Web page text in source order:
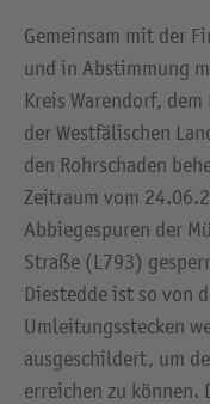
Gemeinsam mit der
und in Abstimmung
Kreis Warendorf,
der Westfälischen
den Rohrschaden
Zeitraum vom
Abbiegespuren der
Straße (L793)
Diestedde ist so von
Umleitungsstecken
ausgeschildert, um
erreichen zu können.